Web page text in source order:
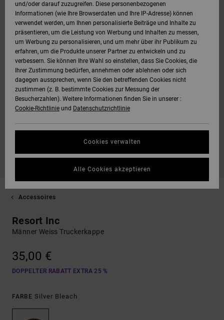
Accessoires
Resort Inc
Männer Weiss Truckerkappe
35,00 €
DOPPELTER RABATT EXTRA 25 %
FARBE Silver Bleach
und/oder darauf zuzugreifen. Diese personenbezogenen
Informationen (wie Ihre Browserdaten und Ihre IP-Adresse) können
verwendet werden, um Ihnen personalisierte Beiträge und Inhalte zu
präsentieren, um die Leistung von Werbung und Inhalten zu messen,
um Werbung zu personalisieren, und um mehr über ihr Publikum zu
erfahren, um die Produkte unserer Partner zu entwickeln und zu
verbessern. Sie können Ihre Wahl so einstellen, dass Sie Cookies, die
Ihrer Zustimmung bedürfen, annehmen oder ablehnen oder sich
dagegen aussprechen, wenn Sie den betreffenden Cookies nicht
zustimmen (z. B. bestimmte Cookies zur Messung der
Besucherzahlen). Weitere Informationen finden Sie in unserer :
Cookie-Richtlinie und Datenschutzrichtlinie
Cookies verwalten
Alle Cookies akzeptieren